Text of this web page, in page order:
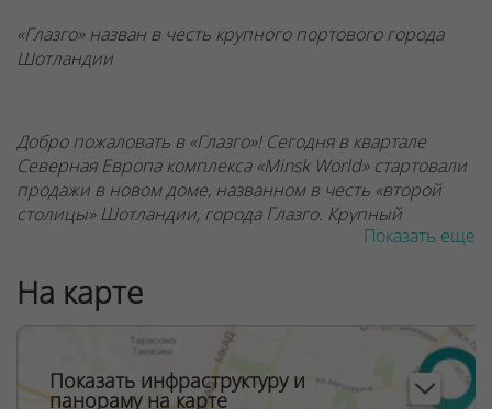
«Глазго» назван в честь крупного портового города
Шотландии
Добро пожаловать в «Глазго»! Сегодня в квартале
Северная Европа комплекса «Minsk World» стартовали
продажи в новом доме, названном в честь «второй
столицы» Шотландии, города Глазго. Крупный
портовый город славится своей богатой историей и
«Глазго» – это ваша возможность погрузиться в
атмосферу яркой и самобытной Шотландии прямо в
центре Минска!
Показать еще
На карте
Показать инфраструктуру и
панораму на карте